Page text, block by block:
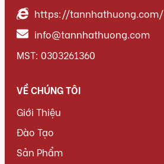
https://tannhathuong.com/
info@tannhathuong.com
MST: 0303261360
VỀ CHÚNG TÔI
Giới Thiệu
Đào Tạo
Sản Phẩm